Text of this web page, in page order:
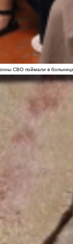
СВО поймали в